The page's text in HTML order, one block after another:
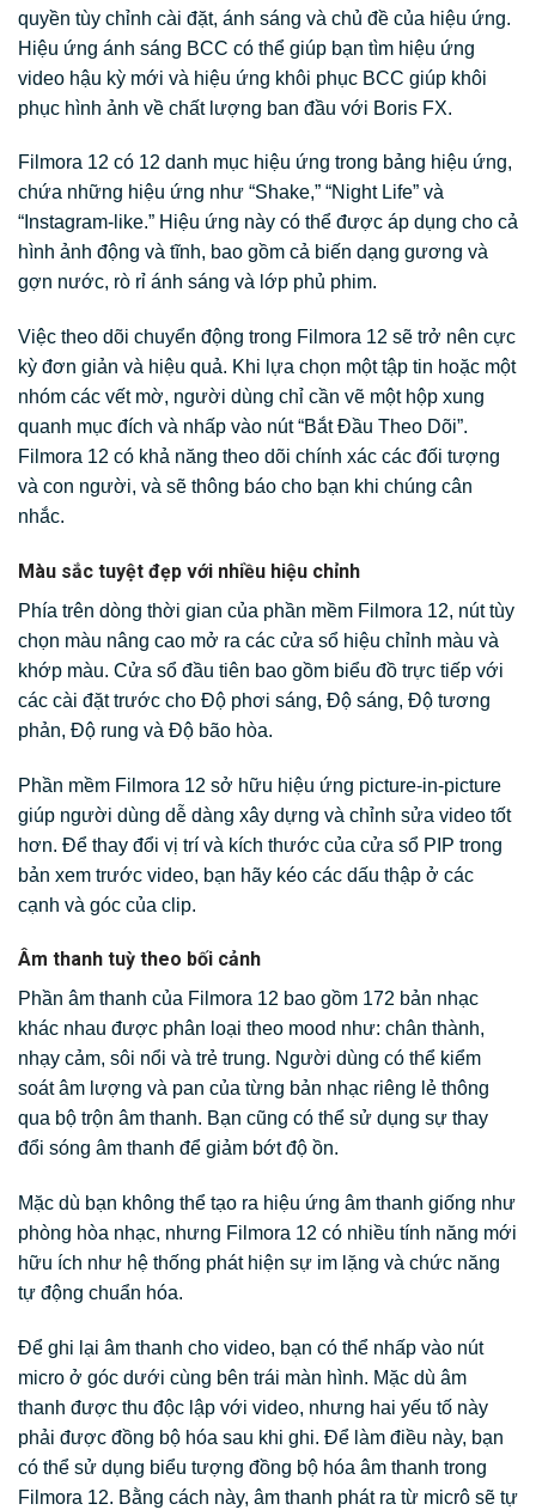
quyền tùy chỉnh cài đặt, ánh sáng và chủ đề của hiệu ứng.
Hiệu ứng ánh sáng BCC có thể giúp bạn tìm hiệu ứng
video hậu kỳ mới và hiệu ứng khôi phục BCC giúp khôi
phục hình ảnh về chất lượng ban đầu với Boris FX.
Filmora 12 có 12 danh mục hiệu ứng trong bảng hiệu ứng,
chứa những hiệu ứng như “Shake,” “Night Life” và
“Instagram-like.” Hiệu ứng này có thể được áp dụng cho cả
hình ảnh động và tĩnh, bao gồm cả biến dạng gương và
gợn nước, rò rỉ ánh sáng và lớp phủ phim.
Việc theo dõi chuyển động trong Filmora 12 sẽ trở nên cực
kỳ đơn giản và hiệu quả. Khi lựa chọn một tập tin hoặc một
nhóm các vết mờ, người dùng chỉ cần vẽ một hộp xung
quanh mục đích và nhấp vào nút “Bắt Đầu Theo Dõi”.
Filmora 12 có khả năng theo dõi chính xác các đối tượng
và con người, và sẽ thông báo cho bạn khi chúng cân
nhắc.
Màu sắc tuyệt đẹp với nhiều hiệu chỉnh
Phía trên dòng thời gian của phần mềm Filmora 12, nút tùy
chọn màu nâng cao mở ra các cửa sổ hiệu chỉnh màu và
khớp màu. Cửa sổ đầu tiên bao gồm biểu đồ trực tiếp với
các cài đặt trước cho Độ phơi sáng, Độ sáng, Độ tương
phản, Độ rung và Độ bão hòa.
Phần mềm Filmora 12 sở hữu hiệu ứng picture-in-picture
giúp người dùng dễ dàng xây dựng và chỉnh sửa video tốt
hơn. Để thay đổi vị trí và kích thước của cửa sổ PIP trong
bản xem trước video, bạn hãy kéo các dấu thập ở các
cạnh và góc của clip.
Âm thanh tuỳ theo bối cảnh
Phần âm thanh của Filmora 12 bao gồm 172 bản nhạc
khác nhau được phân loại theo mood như: chân thành,
nhạy cảm, sôi nổi và trẻ trung. Người dùng có thể kiểm
soát âm lượng và pan của từng bản nhạc riêng lẻ thông
qua bộ trộn âm thanh. Bạn cũng có thể sử dụng sự thay
đổi sóng âm thanh để giảm bớt độ ồn.
Mặc dù bạn không thể tạo ra hiệu ứng âm thanh giống như
phòng hòa nhạc, nhưng Filmora 12 có nhiều tính năng mới
hữu ích như hệ thống phát hiện sự im lặng và chức năng
tự động chuẩn hóa.
Để ghi lại âm thanh cho video, bạn có thể nhấp vào nút
micro ở góc dưới cùng bên trái màn hình. Mặc dù âm
thanh được thu độc lập với video, nhưng hai yếu tố này
phải được đồng bộ hóa sau khi ghi. Để làm điều này, bạn
có thể sử dụng biểu tượng đồng bộ hóa âm thanh trong
Filmora 12. Bằng cách này, âm thanh phát ra từ micrô sẽ tự